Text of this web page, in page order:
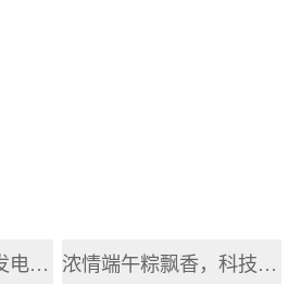
临沂罗庄永能余热发电有限公司开展2025年职工端午节主题活动 浓情端午粽飘香，科技赋能传递健康情